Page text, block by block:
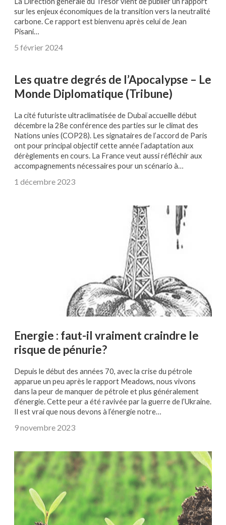
sur les enjeux économiques de la transition vers la neutralité
carbone. Ce rapport est bienvenu après celui de Jean
Pisani…
5 février 2024
Les quatre degrés de l’Apocalypse – Le
Monde Diplomatique (Tribune)
La cité futuriste ultraclimatisée de Dubaï accueille début
décembre la 28e conférence des parties sur le climat des
Nations unies (COP28). Les signataires de l’accord de Paris
ont pour principal objectif cette année l’adaptation aux
dérèglements en cours. La France veut aussi réfléchir aux
accompagnements nécessaires pour un scénario à…
1 décembre 2023
Energie : faut-il vraiment craindre le
risque de pénurie?
Depuis le début des années 70, avec la crise du pétrole
apparue un peu après le rapport Meadows, nous vivons
dans la peur de manquer de pétrole et plus généralement
d’énergie. Cette peur a été ravivée par la guerre de l’Ukraine.
Il est vrai que nous devons à l’énergie notre…
9 novembre 2023